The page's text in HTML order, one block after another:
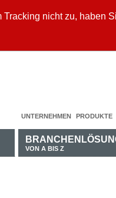
nicht zu, haben
UNTERNEHMEN PRODUKTE
VON A BIS Z